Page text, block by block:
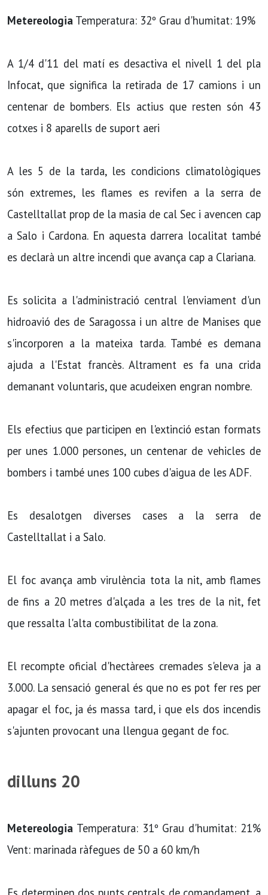
Metereologia Temperatura: 32º Grau d'humitat: 19%
A 1/4 d'11 del matí­ es desactiva el nivell 1 del pla
Infocat, que significa la retirada de 17 camions i un
centenar de bombers. Els actius que resten són 43
cotxes i 8 aparells de suport aeri
A les 5 de la tarda, les condicions climatològiques
són extremes, les flames es revifen a la serra de
Castelltallat prop de la masia de cal Sec i avencen cap
a Salo i Cardona. En aquesta darrera localitat també
es declarà un altre incendi que avança cap a Clariana.
Es solicita a l'administració central l'enviament d'un
hidroavió des de Saragossa i un altre de Manises que
s'incorporen a la mateixa tarda. També es demana
ajuda a l'Estat francès. Altrament es fa una crida
demanant voluntaris, que acudeixen engran nombre.
Els efectius que participen en l'extinció estan formats
per unes 1.000 persones, un centenar de vehicles de
bombers i també unes 100 cubes d'aigua de les ADF.
Es desalotgen diverses cases a la serra de
Castelltallat i a Salo.
El foc avança amb virulència tota la nit, amb flames
de fins a 20 metres d'alçada a les tres de la nit, fet
que ressalta l'alta combustibilitat de la zona.
El recompte oficial d'hectàrees cremades s'eleva ja a
3.000. La sensació general és que no es pot fer res per
apagar el foc, ja és massa tard, i que els dos incendis
s'ajunten provocant una llengua gegant de foc.
dilluns 20
Metereologia Temperatura: 31º Grau d'humitat: 21%
Vent: marinada ràfegues de 50 a 60 km/h